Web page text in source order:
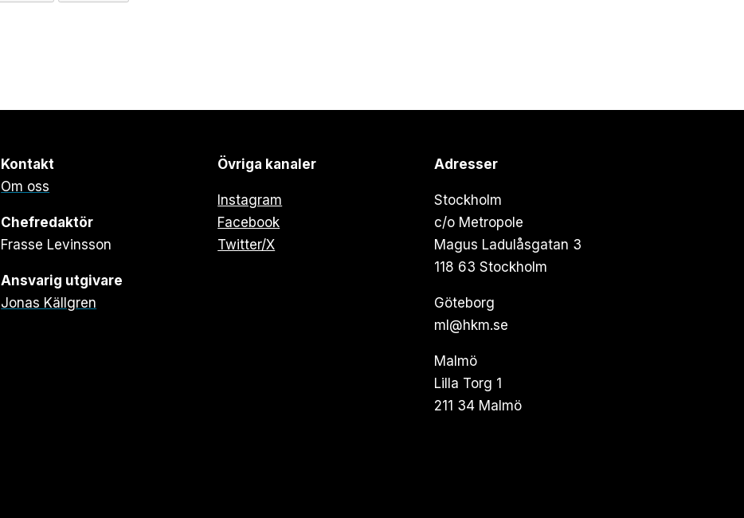
Kontakt
Om oss
Chefredaktör
Frasse Levinsson
Ansvarig utgivare
Jonas Källgren
Övriga kanaler
Instagram
Facebook
Twitter/X
Adresser
Stockholm
c/o Metropole
Magus Ladulåsgatan 3
118 63 Stockholm
Göteborg
ml@hkm.se
Malmö
Lilla Torg 1
211 34 Malmö